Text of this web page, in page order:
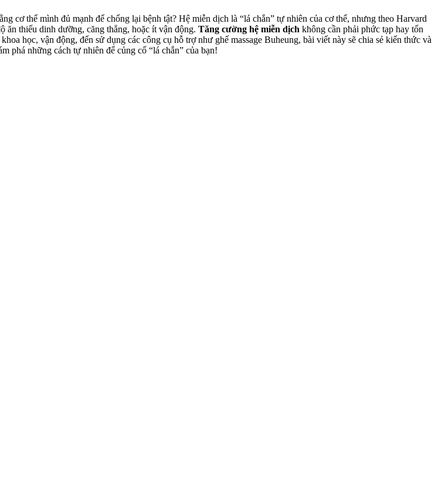
cơ thể mình đủ mạnh để chống lại bệnh tật? Hệ miễn dịch là “lá chắn” tự nhiên của cơ thể, nhưng theo Harvard
thiếu dinh dưỡng, căng thẳng, hoặc ít vận động. Tăng cường hệ miễn dịch không cần phải phức tạp hay tốn
học, vận động, đến sử dụng các công cụ hỗ trợ như ghế massage Buheung, bài viết này sẽ chia sẻ kiến thức và
phá những cách tự nhiên để củng cố “lá chắn” của bạn!